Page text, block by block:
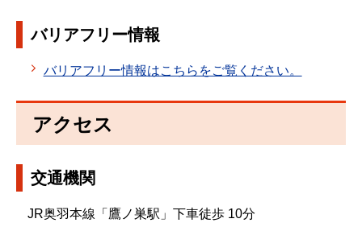
バリアフリー情報
バリアフリー情報はこちらをご覧ください。
アクセス
交通機関
JR奥羽本線「鷹ノ巣駅」下車徒歩 10分